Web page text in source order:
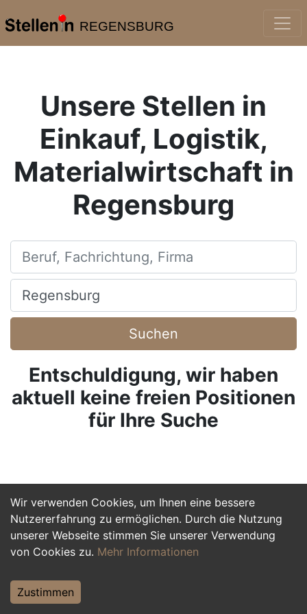
REGENSBURG
Wir verwenden Cookies, um Ihnen eine bessere
Nutzererfahrung zu ermöglichen. Durch die Nutzung
unserer Webseite stimmen Sie unserer Verwendung
von Cookies zu. Mehr Informationen
Zustimmen
Unsere Stellen in
Einkauf, Logistik,
Materialwirtschaft in
Regensburg
Beruf, Fachrichtung, Firma
Ort, Stadt
Suchen
Entschuldigung, wir haben
aktuell keine freien Positionen
für Ihre Suche